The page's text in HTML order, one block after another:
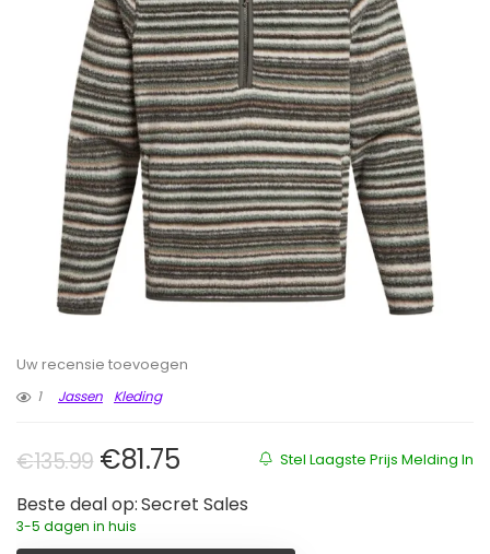
Uw recensie toevoegen
1
Jassen Kleding
Stel Laagste Prijs Melding In
€135.99 Oorspronkelijke prijs was:
€81.75Huidige prijs is: €81.75.
Beste deal op: Secret Sales
3-5 dagen in huis